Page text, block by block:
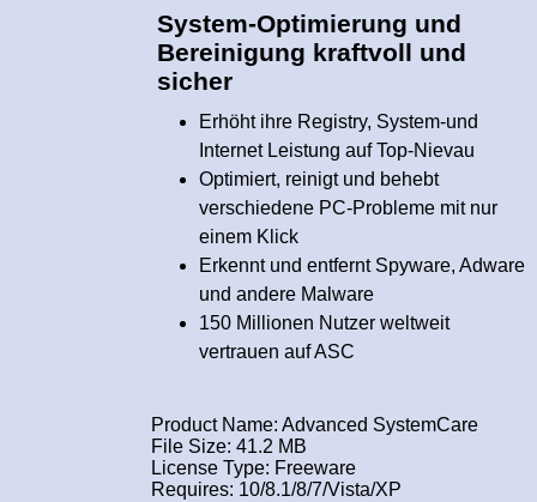
System-Optimierung und
Bereinigung kraftvoll und
sicher
Erhöht ihre Registry, System-und
Internet Leistung auf Top-Nievau
Optimiert, reinigt und behebt
verschiedene PC-Probleme mit nur
einem Klick
Erkennt und entfernt Spyware, Adware
und andere Malware
150 Millionen Nutzer weltweit
vertrauen auf ASC
Product Name: Advanced SystemCare
File Size: 41.2 MB
License Type: Freeware
Requires: 10/8.1/8/7/Vista/XP